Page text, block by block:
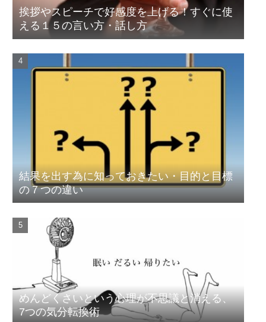
挨拶やスピーチで好感度を上げる！すぐに使
える１５の言い方・話し方
結果を出す為に知っておきたい・目的と目標
の７つの違い
めんどくさいという心理が不思議と消える、
7つの気分転換術